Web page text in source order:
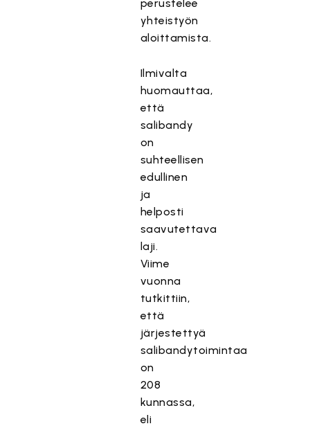
perustelee
yhteistyön
aloittamista.
Ilmivalta
huomauttaa,
että
salibandy
on
suhteellisen
edullinen
ja
helposti
saavutettava
laji.
Viime
vuonna
tutkittiin,
että
järjestettyä
salibandytoimintaa
on
208
kunnassa,
eli